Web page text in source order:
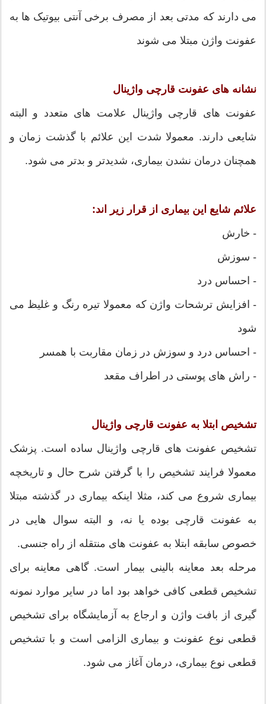
می دارند که مدتی بعد از مصرف برخی آنتی بیوتیک ها به
عفونت واژن مبتلا می شوند
نشانه های عفونت قارچی واژینال
عفونت های قارچی واژینال علامت های متعدد و البته
شایعی دارند. معمولا شدت این علائم با گذشت زمان و
همچنان درمان نشدن بیماری، شدیدتر و بدتر می شود.
علائم شایع این بیماری از قرار زیر اند:
- خارش
- سوزش
- احساس درد
- افزایش ترشحات واژن که معمولا تیره رنگ و غلیظ می
شود
- احساس درد و سوزش در زمان مقاربت با همسر
- راش های پوستی در اطراف مقعد
تشخیص ابتلا به عفونت قارچی واژینال
تشخیص عفونت های قارچی واژینال ساده است. پزشک
معمولا فرایند تشخیص را با گرفتن شرح حال و تاریخچه
بیماری شروع می کند، مثلا اینکه بیماری در گذشته مبتلا
به عفونت قارچی بوده یا نه، و البته سوال هایی در
خصوص سابقه ابتلا به عفونت های منتقله از راه جنسی.
مرحله بعد معاینه بالینی بیمار است. گاهی معاینه برای
تشخیص قطعی کافی خواهد بود اما در سایر موارد نمونه
گیری از بافت واژن و ارجاع به آزمایشگاه برای تشخیص
قطعی نوع عفونت و بیماری الزامی است و با تشخیص
قطعی نوع بیماری، درمان آغاز می شود.